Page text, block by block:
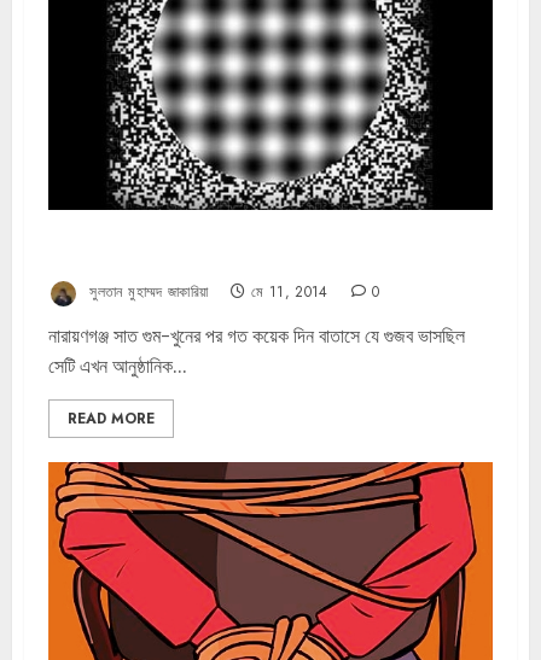
সুলতান মুহাম্মদ জাকারিয়া মে 11, 2014 0
নারায়ণগঞ্জ সাত গুম-খুনের পর গত কয়েক দিন বাতাসে যে গুজব ভাসছিল
সেটি এখন আনুষ্ঠানিক...
READ MORE